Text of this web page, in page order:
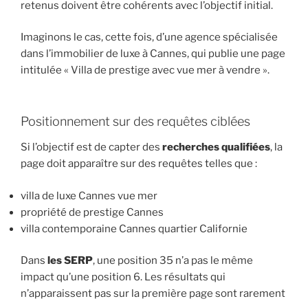
retenus doivent être cohérents avec l’objectif initial.
Imaginons le cas, cette fois, d’une agence spécialisée
dans l’immobilier de luxe à Cannes, qui publie une page
intitulée « Villa de prestige avec vue mer à vendre ».
Positionnement sur des requêtes ciblées
Si l’objectif est de capter des recherches qualifiées, la
page doit apparaître sur des requêtes telles que :
villa de luxe Cannes vue mer
propriété de prestige Cannes
villa contemporaine Cannes quartier Californie
Dans les SERP, une position 35 n’a pas le même
impact qu’une position 6. Les résultats qui
n’apparaissent pas sur la première page sont rarement